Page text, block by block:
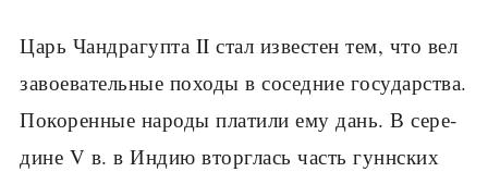
Царь Чандрагупта II стал известен тем, что вел
завоевательные походы в соседние государства.
Покоренные народы платили ему дань. В сере­
дине V в. в Индию вторглась часть гуннских